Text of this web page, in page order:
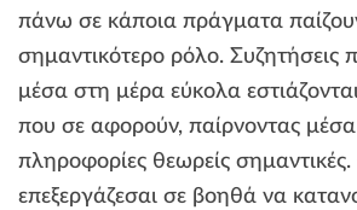
πάνω σε κάποια πράγματα
σημαντικότερο ρόλο. Συζητήσεις
μέσα στη μέρα εύκολα
που σε αφορούν, παίρνοντας
πληροφορίες θεωρείς
επεξεργάζεσαι σε βοηθά να